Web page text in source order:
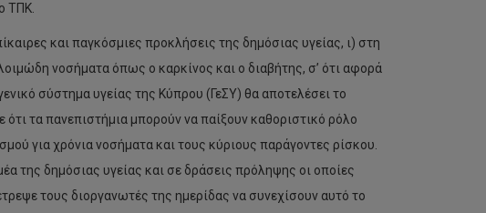
ΤΠΚ.
και παγκόσμιες προκλήσεις της δημόσιας υγείας, ι) στη
νοσήματα όπως ο καρκίνος και ο διαβήτης, σ’ ότι αφορά
σύστημα υγείας της Κύπρου (ΓεΣΥ) θα αποτελέσει το
τα πανεπιστήμια μπορούν να παίξουν καθοριστικό ρόλο
για χρόνια νοσήματα και τους κύριους παράγοντες ρίσκου.
της δημόσιας υγείας και σε δράσεις πρόληψης οι οποίες
τους διοργανωτές της ημερίδας να συνεχίσουν αυτό το